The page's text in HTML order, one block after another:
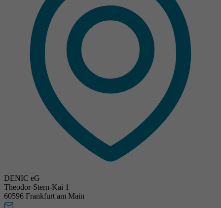
DENIC eG
Theodor-Stern-Kai 1
60596 Frankfurt am Main